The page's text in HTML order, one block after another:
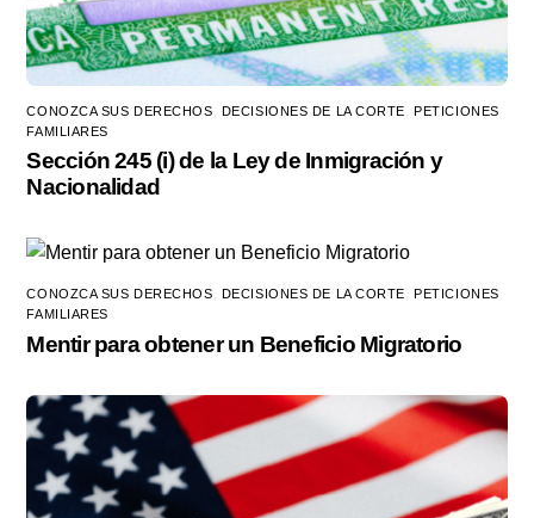
CONOZCA SUS DERECHOS DECISIONES DE LA CORTE ,PETICIONES
FAMILIARES
Sección 245 (i) de la Ley de Inmigración y
Nacionalidad
CONOZCA SUS DERECHOS DECISIONES DE LA CORTE
PETICIONES
FAMILIARES
Mentir para obtener un Beneficio Migratorio